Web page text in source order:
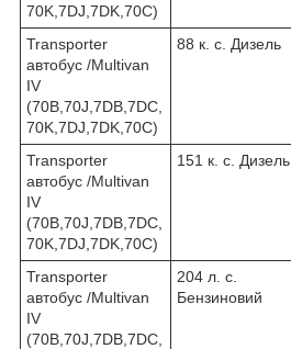
70K,7DJ,7DK,70C)
Transporter
автобус /Multivan
IV
(70B,70J,7DB,7DC,
70K,7DJ,7DK,70C)
88 к. с. Дизель
Transporter
автобус /Multivan
IV
(70B,70J,7DB,7DC,
70K,7DJ,7DK,70C)
151 к. с. Дизель
Transporter
автобус /Multivan
IV
(70B,70J,7DB,7DC,
204 л. с.
Бензиновий